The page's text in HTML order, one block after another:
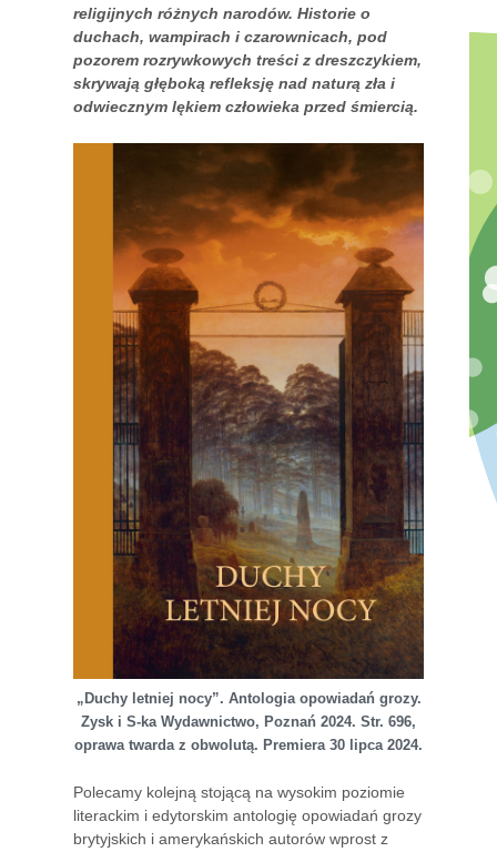
religijnych różnych narodów. Historie o
duchach, wampirach i czarownicach, pod
pozorem rozrywkowych treści z dreszczykiem,
skrywają głęboką refleksję nad naturą zła i
odwiecznym lękiem człowieka przed śmiercią.
„Duchy letniej nocy”. Antologia opowiadań grozy.
Zysk i S-ka Wydawnictwo, Poznań 2024. Str. 696,
oprawa twarda z obwolutą. Premiera 30 lipca 2024.
Polecamy kolejną stojącą na wysokim poziomie
literackim i edytorskim antologię opowiadań grozy
brytyjskich i amerykańskich autorów wprost z